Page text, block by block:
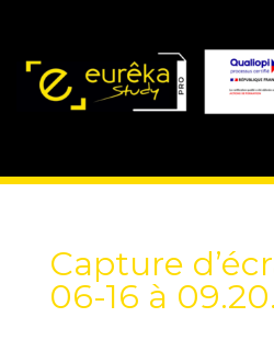
Capture
06-16 à